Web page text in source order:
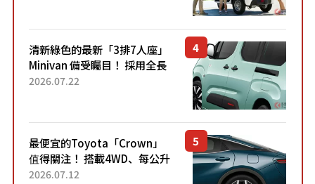
清新綠色的最新「3排7人座」
Minivan 備受矚目！ 採用全長
4.7公尺剛剛好的車身尺寸與
2026.07.22
最便宜的Toyota「Crown」
值得關注！ 搭載4WD、每公升
22.4公里低油耗表現超亮眼！
2026.07.12